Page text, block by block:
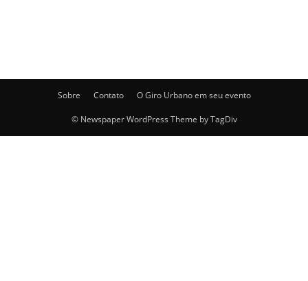
Sobre Contato O Giro Urbano em seu evento
© Newspaper WordPress Theme by TagDiv